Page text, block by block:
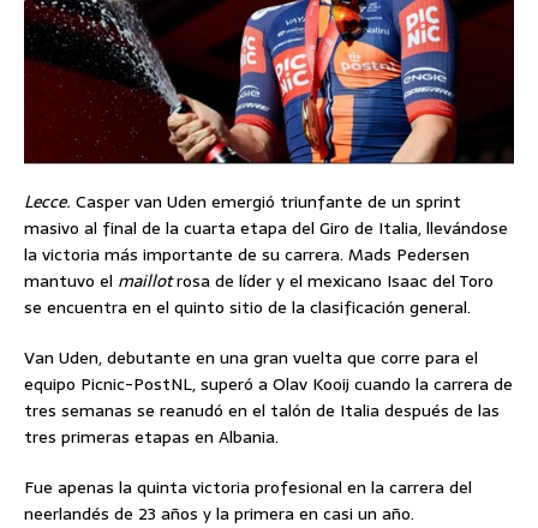
Lecce. Casper van Uden emergió triunfante de un sprint
masivo al final de la cuarta etapa del Giro de Italia, llevándose
la victoria más importante de su carrera. Mads Pedersen
mantuvo el maillotrosa de líder y el mexicano Isaac del Toro
se encuentra en el quinto sitio de la clasificación general.
Van Uden, debutante en una gran vuelta que corre para el
equipo Picnic-PostNL, superó a Olav Kooij cuando la carrera de
tres semanas se reanudó en el talón de Italia después de las
tres primeras etapas en Albania.
Fue apenas la quinta victoria profesional en la carrera del
neerlandés de 23 años y la primera en casi un año.